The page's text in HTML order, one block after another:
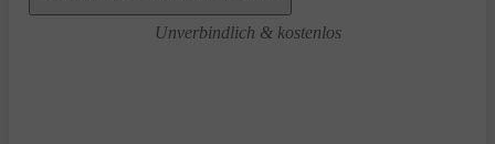
Unverbindlich & kostenlos